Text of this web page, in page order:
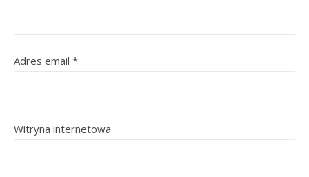
Adres email *
Witryna internetowa